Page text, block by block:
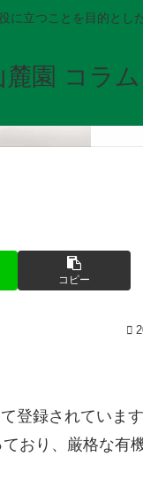
立つことを目的とし
園 コラム
コピー
登録されています
おり、厳格な有